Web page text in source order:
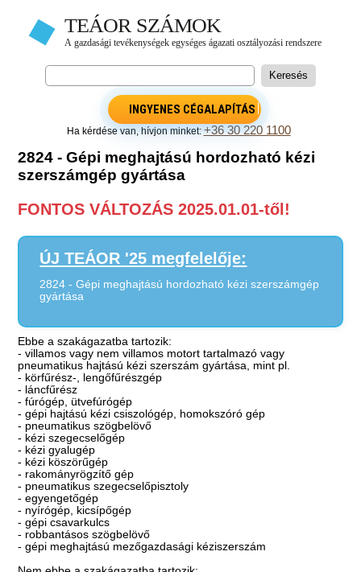
INGYENES CÉGALAPÍTÁS
Ha kérdése van, hívjon minket:+36 30 220 1100
2824 - Gépi meghajtású hordozható kézi
szerszámgép gyártása
FONTOS VÁLTOZÁS 2025.01.01-től!
ÚJ TEÁOR '25 megfelelője:
2824 - Gépi meghajtású hordozható kézi szerszámgép
gyártása
Ebbe a szakágazatba tartozik:
- villamos vagy nem villamos motort tartalmazó vagy
pneumatikus hajtású kézi szerszám gyártása, mint pl.
- körfűrész-, lengőfűrészgép
- láncfűrész
- fúrógép, ütvefúrógép
- gépi hajtású kézi csiszológép, homokszóró gép
- pneumatikus szögbelövő
- kézi szegecselőgép
- kézi gyalugép
- kézi köszörűgép
- rakományrögzítő gép
- pneumatikus szegecselőpisztoly
- egyengetőgép
- nyírógép, kicsípőgép
- gépi csavarkulcs
- robbantásos szögbelövő
- gépi meghajtású mezőgazdasági kéziszerszám